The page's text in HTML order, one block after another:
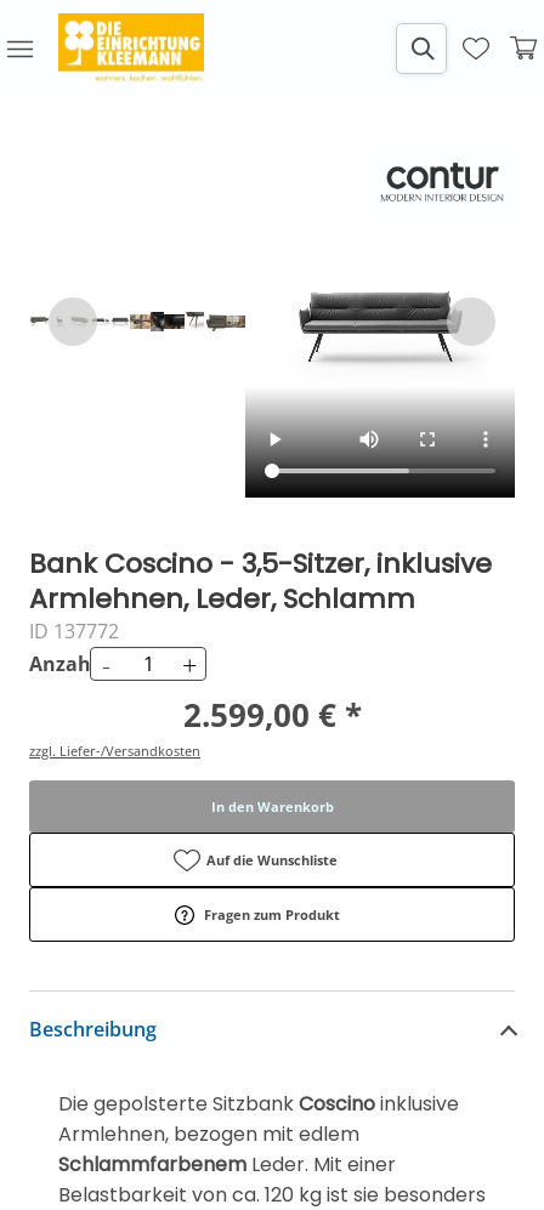
Bank Coscino - 3,5-Sitzer, inklusive
Armlehnen, Leder, Schlamm
ID 137772
Anzahl - +
2.599,00 € *
zzgl. Liefer-/Versandkosten
In den Warenkorb
Auf die Wunschliste
Fragen zum Produkt
Beschreibung
Die gepolsterte SitzbankCoscinoinklusive
Armlehnen, bezogen mit edlem
Schlammfarbenem Leder. Mit einer
Belastbarkeit von ca. 120 kg ist sie besonders